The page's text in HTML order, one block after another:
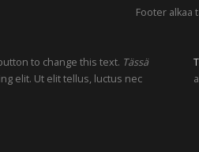
Footer alkaa
to change this text. Tässä
elit. Ut elit tellus, luctus nec